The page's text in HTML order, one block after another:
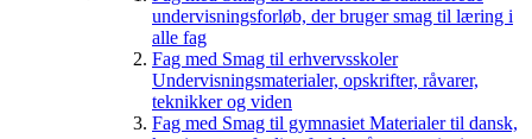
undervisningsforløb, der bruger smag til læring i
alle fag
Fag med Smag til erhvervsskoler
Undervisningsmaterialer, opskrifter, råvarer,
teknikker og viden
Fag med Smag til gymnasiet Materialer til dansk,